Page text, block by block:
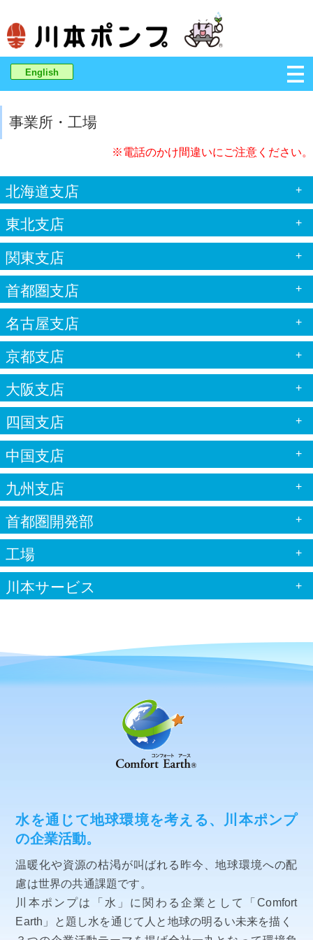
English
事業所・工場
※電話のかけ間違いにご注意ください。
北海道支店 +
東北支店 +
関東支店 +
首都圏支店 +
名古屋支店 +
京都支店 +
大阪支店 +
四国支店 +
中国支店 +
九州支店 +
首都圏開発部 +
工場 +
川本サービス +
水を通じて地球環境を考える、川本ポンプ
の企業活動。
温暖化や資源の枯渇が叫ばれる昨今、地球環境への配
慮は世界の共通課題です。
川本ポンプは「水」に関わる企業として「Comfort
Earth」と題し水を通じて人と地球の明るい未来を描く